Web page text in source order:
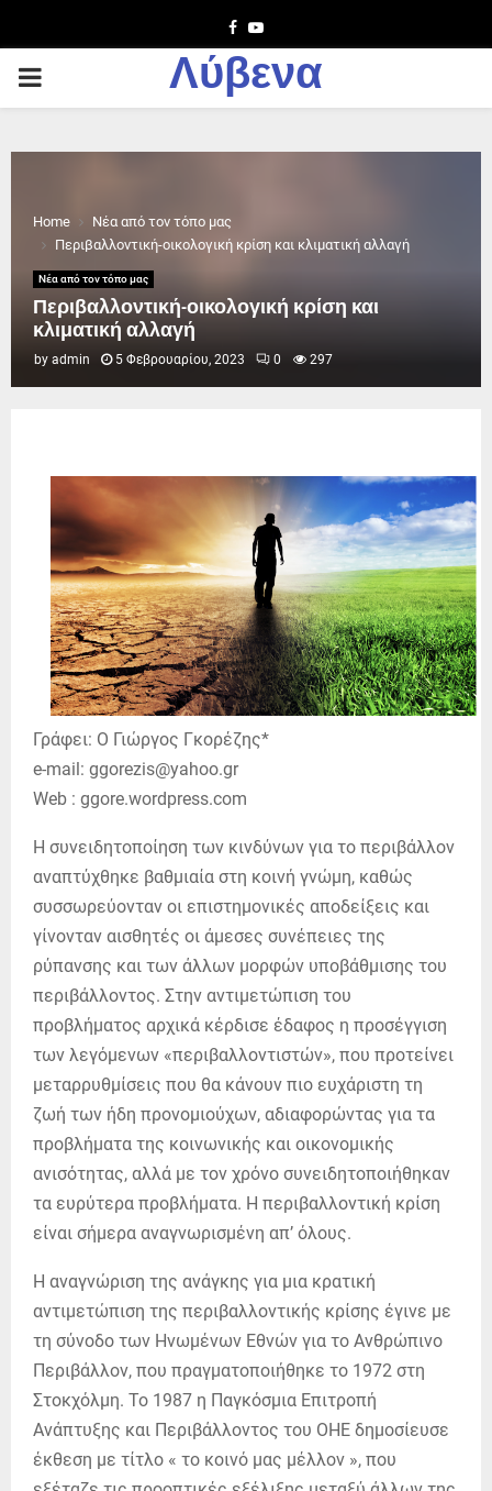
Facebook
Youtube
PRIMARY
Λύβενα
Home
Νέα από τον τόπο μας
Περιβαλλοντική-οικολογική κρίση και κλιματική αλλαγή
Νέα από τον τόπο μας
Περιβαλλοντική-οικολογική κρίση και
κλιματική αλλαγή
by admin 5 Φεβρουαρίου, 2023 0 297
Γράφει: Ο Γιώργος Γκορέζης*
e-mail: ggorezis@yahoo.gr
Web : ggore.wordpress.com
Η συνειδητοποίηση των κινδύνων για το περιβάλλον
αναπτύχθηκε βαθμιαία στη κοινή γνώμη, καθώς
συσσωρεύονταν οι επιστημονικές αποδείξεις και
γίνονταν αισθητές οι άμεσες συνέπειες της
ρύπανσης και των άλλων μορφών υποβάθμισης του
περιβάλλοντος. Στην αντιμετώπιση του
προβλήματος αρχικά κέρδισε έδαφος η προσέγγιση
των λεγόμενων «περιβαλλοντιστών», που προτείνει
μεταρρυθμίσεις που θα κάνουν πιο ευχάριστη τη
ζωή των ήδη προνομιούχων, αδιαφορώντας για τα
προβλήματα της κοινωνικής και οικονομικής
ανισότητας, αλλά με τον χρόνο συνειδητοποιήθηκαν
τα ευρύτερα προβλήματα. Η περιβαλλοντική κρίση
είναι σήμερα αναγνωρισμένη απ’ όλους.
Η αναγνώριση της ανάγκης για μια κρατική
αντιμετώπιση της περιβαλλοντικής κρίσης έγινε με
τη σύνοδο των Ηνωμένων Εθνών για το Ανθρώπινο
Περιβάλλον, που πραγματοποιήθηκε το 1972 στη
Στοκχόλμη. Το 1987 η Παγκόσμια Επιτροπή
Ανάπτυξης και Περιβάλλοντος του ΟΗΕ δημοσίευσε
έκθεση με τίτλο « το κοινό μας μέλλον », που